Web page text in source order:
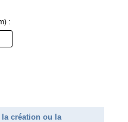
:
création ou la